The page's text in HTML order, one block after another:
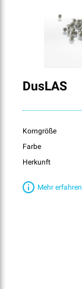
DusLAS
Korngröße
Farbe
Herkunft
Mehr erfahren